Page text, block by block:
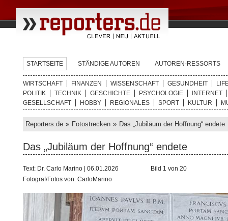
STARTSEITE STÄNDIGE AUTOREN AUTOREN-RESSORTS
WIRTSCHAFT FINANZEN WISSENSCHAFT GESUNDHEIT
POLITIK
TECHNIK GESCHICHTE PSYCHOLOGIE
INTERNET
GESELLSCHAFT
HOBBY REGIONALES SPORT KULTUR
Reporters.de » Fotostrecken » Das „Jubiläum der Hoffnung“ endete
Das „Jubiläum der Hoffnung“ endete
Text: Dr. Carlo Marino | 06.01.2026
Bild 1 von 20
Fotograf/Fotos von: CarloMarino